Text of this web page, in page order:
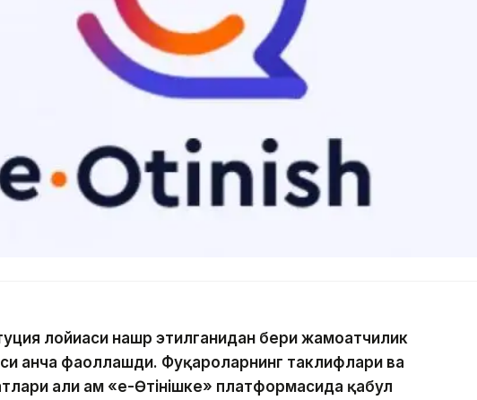
лойиҳаси нашр этилганидан бери жамоатчилик
анча фаоллашди. Фуқароларнинг таклифлари ва
ҳали ҳам «е-Өтінішке» платформасида қабул